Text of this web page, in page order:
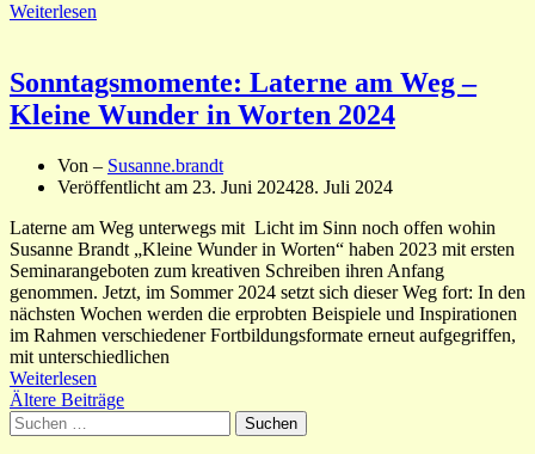
Weiterlesen
Sonntagsmomente: Laterne am Weg –
Kleine Wunder in Worten 2024
Von – Susanne.brandt
Veröffentlicht am 23. Juni 202428. Juli 2024
Laterne am Weg unterwegs mit Licht im Sinn noch offen wohin
Susanne Brandt „Kleine Wunder in Worten“ haben 2023 mit ersten
Seminarangeboten zum kreativen Schreiben ihren Anfang
genommen. Jetzt, im Sommer 2024 setzt sich dieser Weg fort: In den
nächsten Wochen werden die erprobten Beispiele und Inspirationen
im Rahmen verschiedener Fortbildungsformate erneut aufgegriffen,
mit unterschiedlichen
Weiterlesen
Beitragsnavigation
Ältere Beiträge
Suchen
nach: